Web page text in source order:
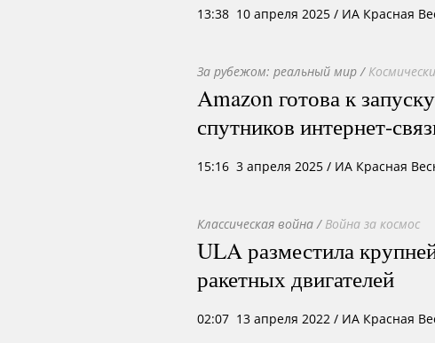
13:38 10 апреля 2025 / ИА Красная
За рубежом: реальный мир /
Amazon готова к
спутников интернет-
15:16 3 апреля 2025 / ИА Красная
Классическая война / Война за космос
ULA разместила
ракетных двигателей
02:07 13 апреля 2022 / ИА Красная